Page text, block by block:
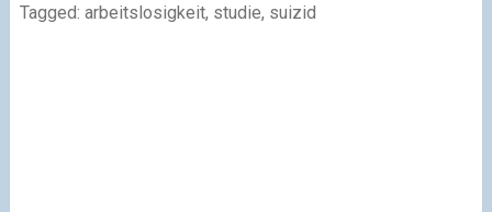
Tagged: arbeitslosigkeit, studie, suizid